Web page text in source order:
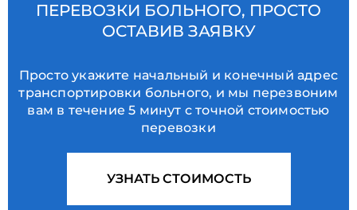
ПЕРЕВОЗКИ БОЛЬНОГО, ПРОСТО
ОСТАВИВ ЗАЯВКУ
Просто укажите начальный и конечный адрес
транспортировки больного, и мы перезвоним
вам в течение 5 минут с точной стоимостью
перевозки
УЗНАТЬ СТОИМОСТЬ